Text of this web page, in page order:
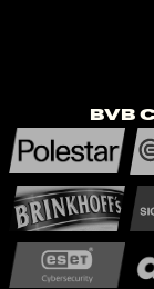
BVB